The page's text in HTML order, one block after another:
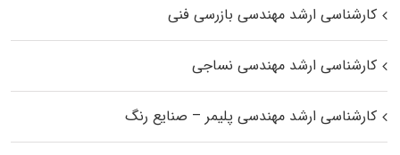
کارشناسی ارشد مهندسی بازرسی فنی
کارشناسی ارشد مهندسی نساجی
کارشناسی ارشد مهندسی پلیمر – صنایع رنگ